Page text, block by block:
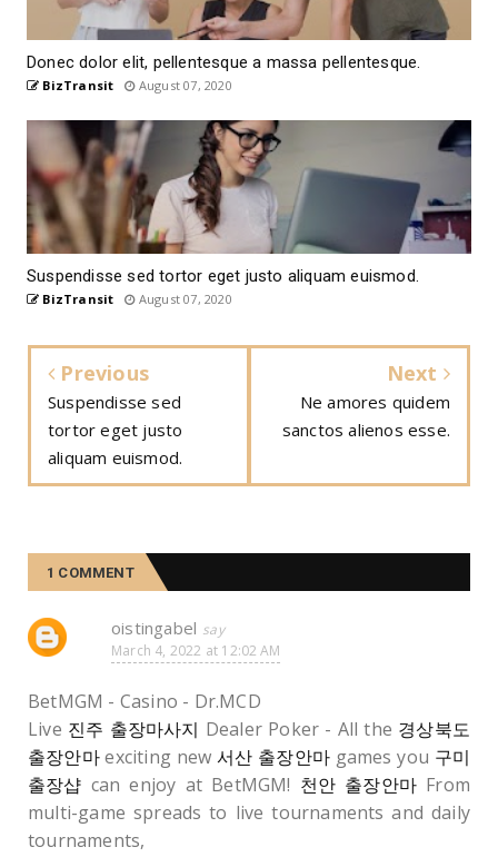
Donec dolor elit, pellentesque a massa pellentesque.
BizTransit August 07, 2020
Suspendisse sed tortor eget justo aliquam euismod.
BizTransit August 07, 2020
Previous
Suspendisse sed
tortor eget justo
aliquam euismod.
Next
Ne amores quidem
sanctos alienos esse.
1 COMMENT
oistingabel
March 4, 2022 at 12:02 AM
BetMGM - Casino - Dr.MCD
Live 진주 출장마사지 Dealer Poker - All the 경상북도
출장안마exciting new서산 출장안마games you 구미
출장샵 can enjoy at BetMGM! 천안 출장안마 From
multi-game spreads to live tournaments and daily
tournaments,